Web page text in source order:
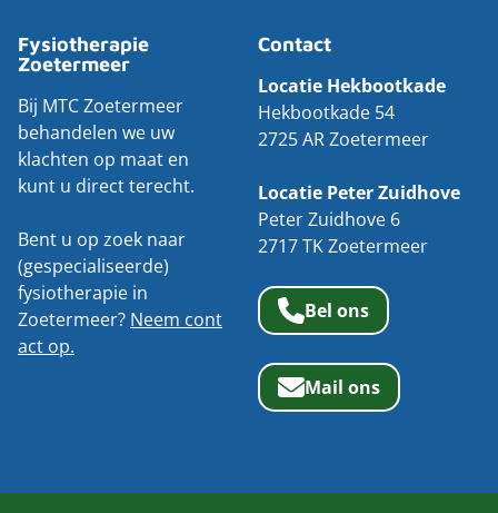
Fysiotherapie
Zoetermeer
Bij MTC Zoetermeer
behandelen we uw
klachten op maat en
kunt u direct terecht.
Bent u op zoek naar
(gespecialiseerde)
fysiotherapie in
Zoetermeer? Neem cont
act op.
Contact
Locatie Hekbootkade
Hekbootkade 54
2725 AR Zoetermeer
Locatie Peter Zuidhove
Peter Zuidhove 6
2717 TK Zoetermeer
Bel ons
Mail ons